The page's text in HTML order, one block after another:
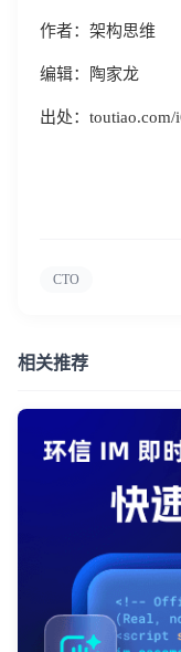
作者：架构思维
编辑：陶家龙
出处：toutiao.com/
CTO
相关推荐